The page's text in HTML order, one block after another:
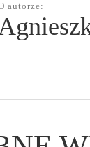
autorze: